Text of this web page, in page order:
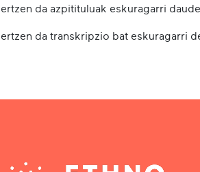
da azpitituluak eskuragarri
da transkripzio bat eskuragarri